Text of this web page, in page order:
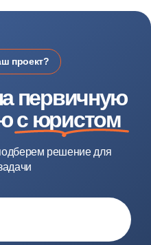
данных
2026
в Москве